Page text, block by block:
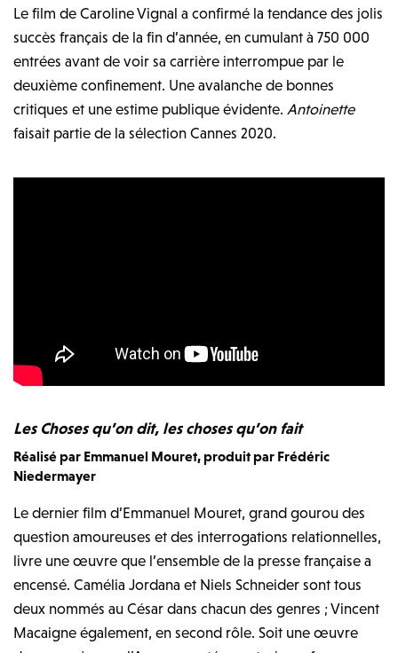
Le film de Caroline Vignal a confirmé la tendance des jolis
succès français de la fin d’année, en cumulant à 750 000
entrées avant de voir sa carrière interrompue par le
deuxième confinement. Une avalanche de bonnes
critiques et une estime publique évidente.Antoinette
faisait partie de la sélection Cannes 2020.
Les Choses qu’on dit, les choses qu’on fait
Réalisé par Emmanuel Mouret, produit par Frédéric
Niedermayer
Le dernier film d’Emmanuel Mouret, grand gourou des
question amoureuses et des interrogations relationnelles,
livre une œuvre que l’ensemble de la presse française a
encensé. Camélia Jordana et Niels Schneider sont tous
deux nommés au César dans chacun des genres ; Vincent
Macaigne également, en second rôle. Soit une œuvre